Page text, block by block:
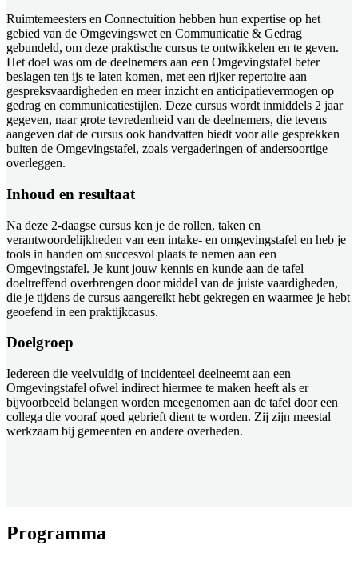
Ruimtemeesters en Connectuition hebben hun expertise op het
gebied van de Omgevingswet en Communicatie & Gedrag
gebundeld, om deze praktische cursus te ontwikkelen en te geven.
Het doel was om de deelnemers aan een Omgevingstafel beter
beslagen ten ijs te laten komen, met een rijker repertoire aan
gespreksvaardigheden en meer inzicht en anticipatievermogen op
gedrag en communicatiestijlen. Deze cursus wordt inmiddels 2 jaar
gegeven, naar grote tevredenheid van de deelnemers, die tevens
aangeven dat de cursus ook handvatten biedt voor alle gesprekken
buiten de Omgevingstafel, zoals vergaderingen of andersoortige
overleggen.
Inhoud en resultaat
Na deze 2-daagse cursus ken je de rollen, taken en
verantwoordelijkheden van een intake- en omgevingstafel en heb je
tools in handen om succesvol plaats te nemen aan een
Omgevingstafel. Je kunt jouw kennis en kunde aan de tafel
doeltreffend overbrengen door middel van de juiste vaardigheden,
die je tijdens de cursus aangereikt hebt gekregen en waarmee je hebt
geoefend in een praktijkcasus.
Doelgroep
Iedereen die veelvuldig of incidenteel deelneemt aan een
Omgevingstafel ofwel indirect hiermee te maken heeft als er
bijvoorbeeld belangen worden meegenomen aan de tafel door een
collega die vooraf goed gebrieft dient te worden. Zij zijn meestal
werkzaam bij gemeenten en andere overheden.
Programma